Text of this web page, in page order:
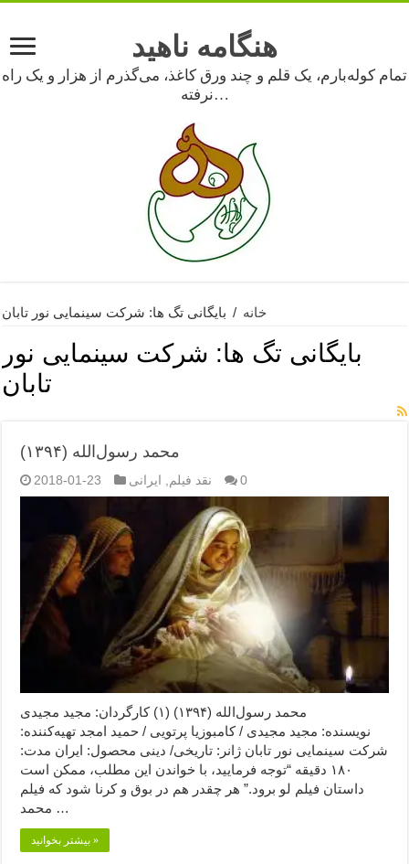
هنگامه ناهید
تمام کوله‌بارم، یک قلم و چند ورق کاغذ، می‌گذرم از هزار و یک راه
نرفته…
خانه / بایگانی تگ ها: شرکت سینمایی نور تابان
بایگانی تگ ها: شرکت سینمایی نور
تابان
محمد رسول‌الله (۱۳۹۴)
2018-01-23 نقد فیلم ایرانی 0
محمد رسول‌الله (۱۳۹۴) (۱) کارگردان: مجید مجیدی
نویسنده: مجید مجیدی / کامبوزیا پرتویی / حمید امجد تهیه‌کننده:
شرکت سینمایی نور تابان ژانر: تاریخی/ دینی محصول: ایران مدت:
۱۸۰ دقیقه “توجه فرمایید،‌ با خواندن این مطلب، ممکن است
داستان فیلم لو برود.” هر چقدر هم در بوق و کرنا شود که فیلم
محمد …
بیشتر بخوانید »